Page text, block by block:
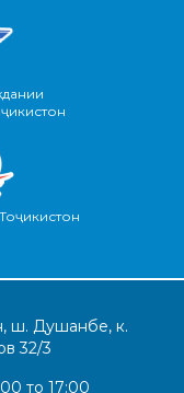
ш. Душанбе, к.
32/3
то 17:00